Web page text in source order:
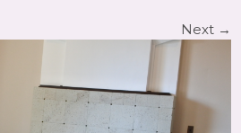
Next →